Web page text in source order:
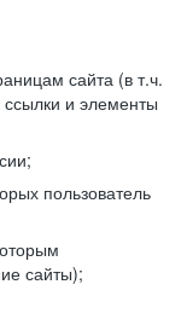
сайта (в т.ч.
и элементы
пользователь
сайты);